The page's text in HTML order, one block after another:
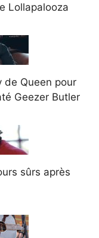
Lollapalooza
de Queen pour
Geezer Butler
sûrs après